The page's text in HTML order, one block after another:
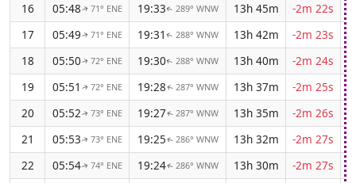
16
05:48↑ 71° ENE 19:33↑ 289° WNW 13h 45m
-2m 22s
17
05:49↑ 71° ENE 19:31 ↑ 288° WNW 13h 42m
-2m 23s
18
05:50↑ 72° ENE 19:30↑ 288° WNW 13h 40m
-2m 24s
19
05:51 ↑ 72° ENE 19:28↑ 287° WNW 13h 37m
-2m 25s
20
05:52↑ 73° ENE 19:27↑ 287° WNW 13h 35m
-2m 26s
21
05:53↑ 73° ENE 19:25↑ 286° WNW 13h 32m
-2m 27s
22
05:54↑ 74° ENE 19:24↑ 286° WNW 13h 30m
-2m 27s